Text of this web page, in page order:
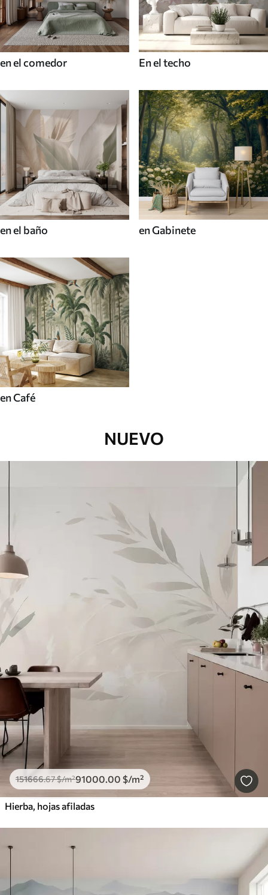
en el comedor En el techo
en el baño en Gabinete
en Café
NUEVO
151666.67$/m²91000.00 $/m²
Hierba, hojas afiladas